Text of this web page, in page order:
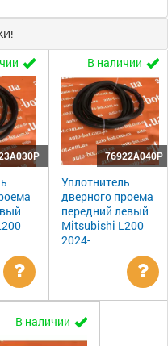
Уточнить
цену
В наличии
76922A040P
Уплотнитель
дверного проема
передний левый
Mitsubishi L200
2024-
В наличии